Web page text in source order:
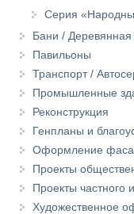
Серия
Бани / Деревянная
Павильоны
Транспорт /
Промышленные
Реконструкция
Генпланы и
Оформление
Проекты
Проекты частного
Художественное